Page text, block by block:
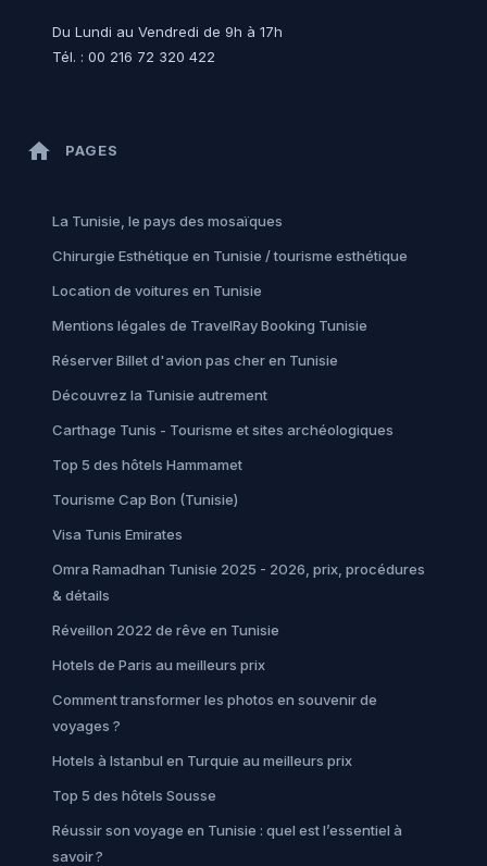
Du Lundi au Vendredi de 9h à 17h
Tél. : 00 216 72 320 422
home PAGES
La Tunisie, le pays des mosaïques
Chirurgie Esthétique en Tunisie / tourisme esthétique
Location de voitures en Tunisie
Mentions légales de TravelRay Booking Tunisie
Réserver Billet d'avion pas cher en Tunisie
Découvrez la Tunisie autrement
Carthage Tunis - Tourisme et sites archéologiques
Top 5 des hôtels Hammamet
Tourisme Cap Bon (Tunisie)
Visa Tunis Emirates
Omra Ramadhan Tunisie 2025 - 2026, prix, procédures
& détails
Réveillon 2022 de rêve en Tunisie
Hotels de Paris au meilleurs prix
Comment transformer les photos en souvenir de
voyages ?
Hotels à Istanbul en Turquie au meilleurs prix
Top 5 des hôtels Sousse
Réussir son voyage en Tunisie : quel est l’essentiel à
savoir ?